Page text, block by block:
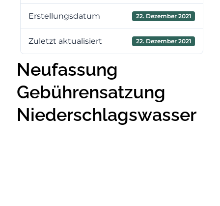
Erstellungsdatum 22. Dezember 2021
Zuletzt aktualisiert 22. Dezember 2021
Neufassung
Gebührensatzung
Niederschlagswasser